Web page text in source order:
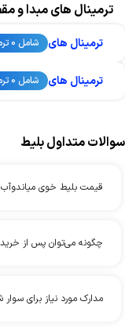
ترمینال های مبدا و
ترمینال های شامل 0 ترمینال
ترمینال های شامل 0 ترمینال
سوالات متداول بلیط
قیمت بلیط خوی
چگونه می‌توان پس از
مدارک مورد نیاز برای